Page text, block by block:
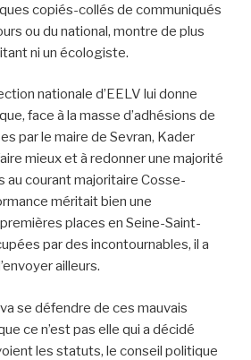
copiés-collés de communiqués
ou du national, montre de plus
ni un écologiste.
nationale d’EELV lui donne
face à la masse d’adhésions de
par le maire de Sevran, Kader
mieux et à redonner une majorité
au courant majoritaire Cosse-
méritait bien une
places en Seine-Saint-
par des incontournables, il a
ailleurs.
se défendre de ces mauvais
ce n’est pas elle qui a décidé
les statuts, le conseil politique